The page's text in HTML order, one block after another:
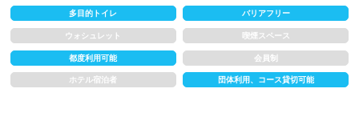
多目的トイレ バリアフリー
ウォシュレット 喫煙スペース
都度利用可能 会員制
ホテル宿泊者 団体利用、コース貸切可能
3レーン以下 4レーン
5レーン